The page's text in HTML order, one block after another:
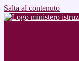
Salta al contenuto